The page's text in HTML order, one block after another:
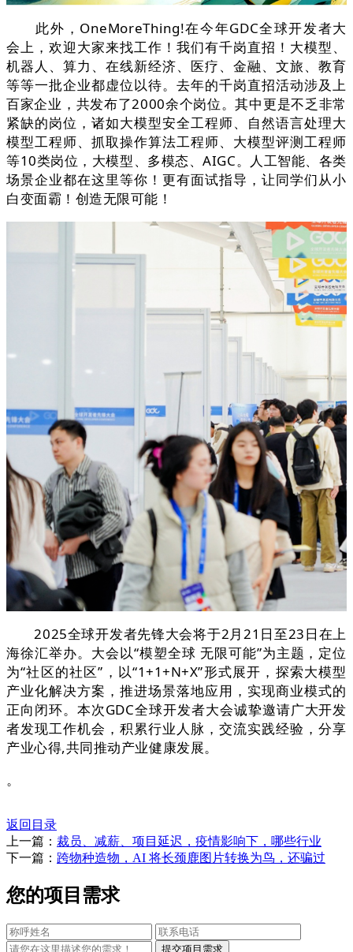
此外，OneMoreThing!在今年GDC全球开发者大
会上，欢迎大家来找工作！我们有千岗直招！大模型、
机器人、算力、在线新经济、医疗、金融、文旅、教育
等等一批企业都虚位以待。去年的千岗直招活动涉及上
百家企业，共发布了2000余个岗位。其中更是不乏非常
紧缺的岗位，诸如大模型安全工程师、自然语言处理大
模型工程师、抓取操作算法工程师、大模型评测工程师
等10类岗位，大模型、多模态、AIGC。人工智能、各类
场景企业都在这里等你！更有面试指导，让同学们从小
白变面霸！创造无限可能！
2025全球开发者先锋大会将于2月21日至23日在上
海徐汇举办。大会以“模塑全球 无限可能”为主题，定位
为“社区的社区”，以“1+1+N+X”形式展开，探索大模型
产业化解决方案，推进场景落地应用，实现商业模式的
正向闭环。本次GDC全球开发者大会诚挚邀请广大开发
者发现工作机会，积累行业人脉，交流实践经验，分享
产业心得,共同推动产业健康发展。
。
返回目录
上一篇： 裁员、减薪、项目延迟，疫情影响下，哪些行业
下一篇： 跨物种造物，AI 将长颈鹿图片转换为鸟，还骗过
您的项目需求